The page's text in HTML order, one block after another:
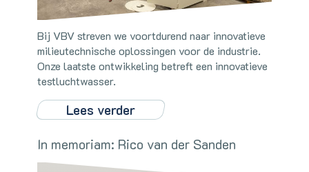
Bij VBV streven we voortdurend naar innovatieve
milieutechnische oplossingen voor de industrie.
Onze laatste ontwikkeling betreft een innovatieve
testluchtwasser.
Lees verder
In memoriam: Rico van der Sanden